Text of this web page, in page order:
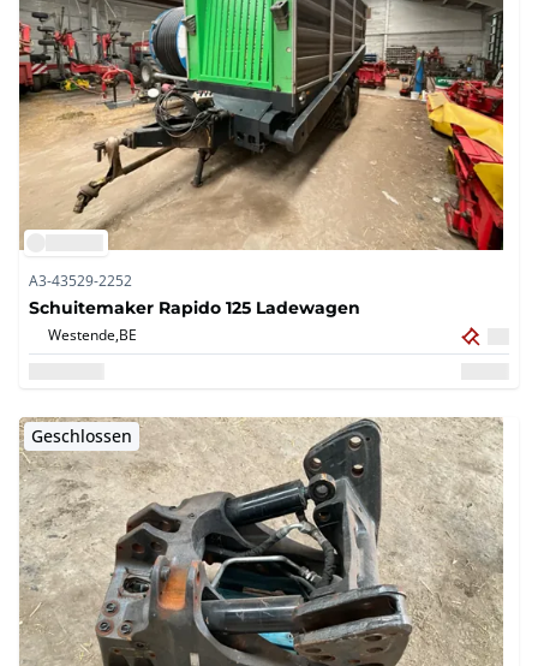
A3-43529-2252
Schuitemaker Rapido 125 Ladewagen
Westende,BE
Geschlossen